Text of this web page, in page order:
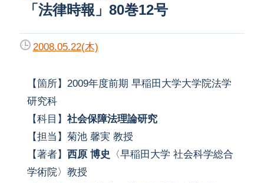
「法律時報」80巻12号
2008.05.22(木)
【箇所】2009年度前期 早稲田大学大学院法学
研究科
【科目】 社会保障法理論研究
【担当】菊池 馨実 教授
【著者】 西原 博史
〈早稲田大学 社会科学総合
学術院〉教授